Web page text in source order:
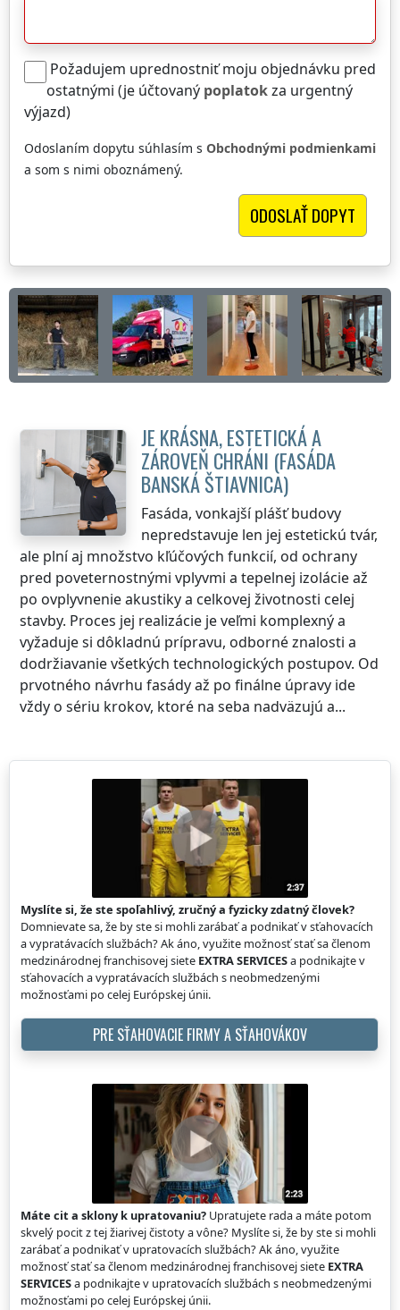
Požadujem uprednostniť moju objednávku pred
ostatnými (je účtovaný poplatokza urgentný
výjazd)
Odoslaním dopytu súhlasím s Obchodnými podmienkami
a som s nimi oboznámený.
JE KRÁSNA, ESTETICKÁ A
ZÁROVEŇ CHRÁNI (FASÁDA
BANSKÁ ŠTIAVNICA)
Fasáda, vonkajší plášť budovy
nepredstavuje len jej estetickú tvár,
ale plní aj množstvo kľúčových funkcií, od ochrany
pred poveternostnými vplyvmi a tepelnej izolácie až
po ovplyvnenie akustiky a celkovej životnosti celej
stavby. Proces jej realizácie je veľmi komplexný a
vyžaduje si dôkladnú prípravu, odborné znalosti a
dodržiavanie všetkých technologických postupov. Od
prvotného návrhu fasády až po finálne úpravy ide
vždy o sériu krokov, ktoré na seba nadväzujú a...
Myslíte si, že ste spoľahlivý, zručný a fyzicky zdatný človek?
Domnievate sa, že by ste si mohli zarábať a podnikať v sťahovacích
a vypratávacích službách? Ak áno, využite možnosť stať sa členom
medzinárodnej franchisovej siete EXTRA SERVICESa podnikajte v
sťahovacích a vypratávacích službách s neobmedzenými
možnosťami po celej Európskej únii.
PRE SŤAHOVACIE FIRMY A SŤAHOVÁKOV
Máte cit a sklony k upratovaniu? Upratujete rada a máte potom
skvelý pocit z tej žiarivej čistoty a vône? Myslíte si, že by ste si mohli
zarábať a podnikať v upratovacích službách? Ak áno, využite
možnosť stať sa členom medzinárodnej franchisovej siete EXTRA
SERVICESa podnikajte v upratovacích službách s neobmedzenými
možnosťami po celej Európskej únii.